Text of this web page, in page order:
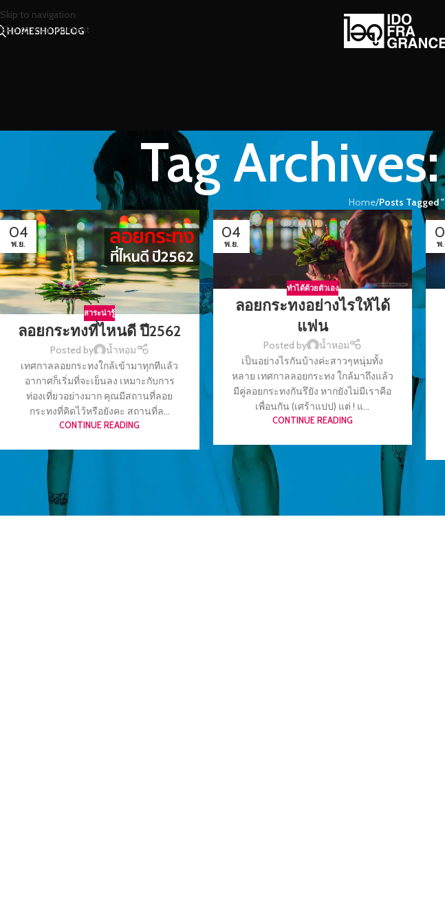
Skip to navigation
Skip to main content
HOMESHOPBLOG
Tag
Home/Posts Tagged
04
พ.ย.
สาระน่ารู้
ลอยกระทงที่ไหนดี ปี2562
Posted by
น้ำหอม
เทศกาลลอยกระทงใกล้เข้ามาทุกทีแล้ว
อากาศก็เริ่มที่จะเย็นลง เหมาะกับการ
ท่องเที่ยวอย่างมาก คุณมีสถานที่ลอย
กระทงที่คิดไว้หรือยังคะ สถานที่ล...
CONTINUE READING
04
พ.ย.
ทำได้ด้วยตัวเอง
ลอยกระทงอย่างไรให้ได้
แฟน
Posted by
น้ำหอม
เป็นอย่างไรกันบ้างค่ะสาวๆหนุ่มทั้ง
หลาย เทศกาลลอยกระทง ใกล้มาถึงแล้ว
มีคู่ลอยกระทงกันรึยัง หากยังไม่มีเราคือ
เพื่อนกัน (เศร้าแปป) แต่ ! แ...
CONTINUE READING
พ